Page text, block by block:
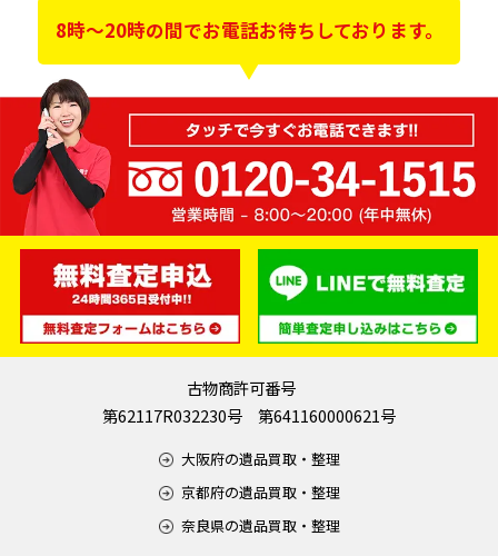
8時～20時の間でお電話お待ちしております。
古物商許可番号
第62117R032230号 第641160000621号
大阪府の遺品買取・整理
京都府の遺品買取・整理
奈良県の遺品買取・整理